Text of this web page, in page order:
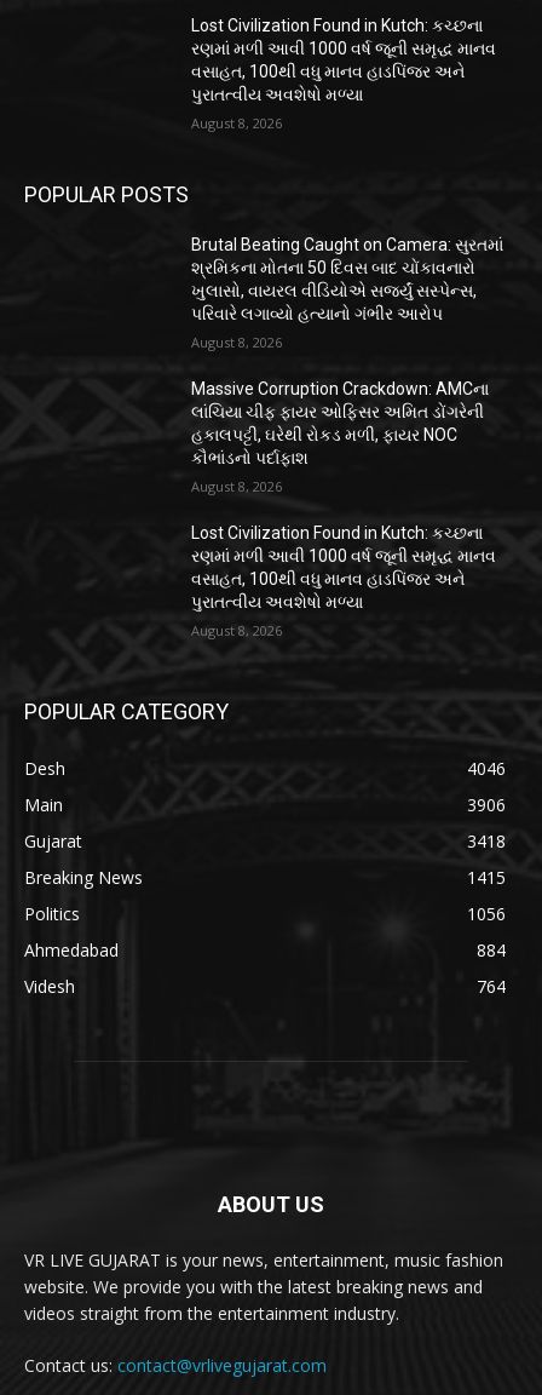
Lost Civilization Found in Kutch: કચ્છના
રણમાં મળી આવી 1000 વર્ષ જૂની સમૃદ્ધ માનવ
વસાહત, 100થી વધુ માનવ હાડપિંજર અને
પુરાતત્વીય અવશેષો મળ્યા
August 8, 2026
POPULAR POSTS
Brutal Beating Caught on Camera: સુરતમાં
શ્રમિકના મોતના 50 દિવસ બાદ ચોંકાવનારો
ખુલાસો, વાયરલ વીડિયોએ સર્જ્યું સસ્પેન્સ,
પરિવારે લગાવ્યો હત્યાનો ગંભીર આરોપ
August 8, 2026
Massive Corruption Crackdown: AMCના
લાંચિયા ચીફ ફાયર ઓફિસર અમિત ડોંગરેની
હકાલપટ્ટી, ઘરેથી રોકડ મળી, ફાયર NOC
કૌભાંડનો પર્દાફાશ
August 8, 2026
Lost Civilization Found in Kutch: કચ્છના
રણમાં મળી આવી 1000 વર્ષ જૂની સમૃદ્ધ માનવ
વસાહત, 100થી વધુ માનવ હાડપિંજર અને
પુરાતત્વીય અવશેષો મળ્યા
August 8, 2026
POPULAR CATEGORY
Desh
4046
Main
3906
Gujarat
3418
Breaking News
1415
Politics
1056
Ahmedabad
884
Videsh
764
ABOUT US
VR LIVE GUJARAT is your news, entertainment, music fashion
website. We provide you with the latest breaking news and
videos straight from the entertainment industry.
Contact us: contact@vrlivegujarat.com